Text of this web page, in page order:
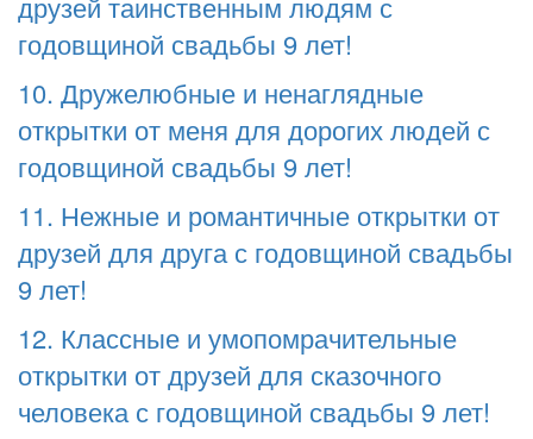
годовщиной свадьбы 9 лет!
10. Дружелюбные и ненаглядные
открытки от меня для дорогих людей с
годовщиной свадьбы 9 лет!
11. Нежные и романтичные открытки от
друзей для друга с годовщиной свадьбы
9 лет!
12. Классные и умопомрачительные
открытки от друзей для сказочного
человека с годовщиной свадьбы 9 лет!